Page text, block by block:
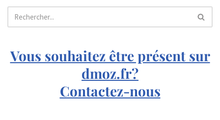
Vous souhaitez être présent sur
dmoz.fr?
Contactez-nous